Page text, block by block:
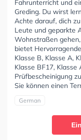
Fahrunterricht und
Greding. Du wirst
Achte darauf, dich
Leute und geparkte
Wohnstraßen
bietet
Klasse B, Klasse A,
Klasse BF17,
Prüfbescheinigung
Sie können einen
German